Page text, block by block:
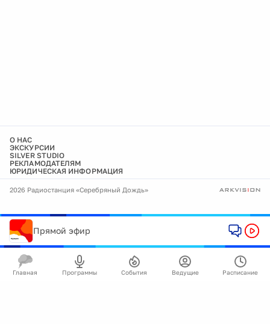
О НАС
ЭКСКУРСИИ
SILVER STUDIO
РЕКЛАМОДАТЕЛЯМ
ЮРИДИЧЕСКАЯ ИНФОРМАЦИЯ
2026 Радиостанция «Серебряный Дождь»
Прямой эфир
Главная Программы События Ведущие Расписание